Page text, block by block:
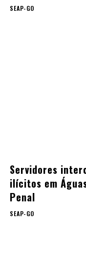
SEAP-GO
Servidores
ilícitos em
Penal
SEAP-GO